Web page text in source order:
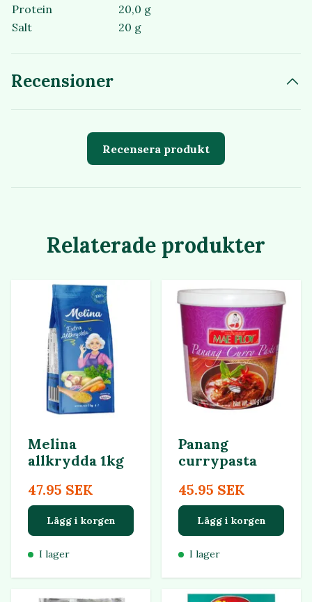
Protein
20,0 g
Salt
20 g
Recensioner
Recensera produkt
Relaterade produkter
Melina
allkrydda 1kg
47.95 SEK
Lägg i korgen
I lager
Panang
currypasta
45.95 SEK
Lägg i korgen
I lager